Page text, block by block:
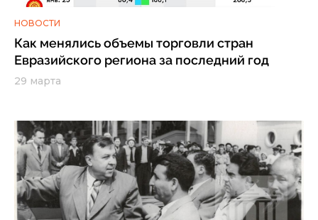
НОВОСТИ
Как менялись объемы торговли стран
Евразийского региона за последний год
29 марта